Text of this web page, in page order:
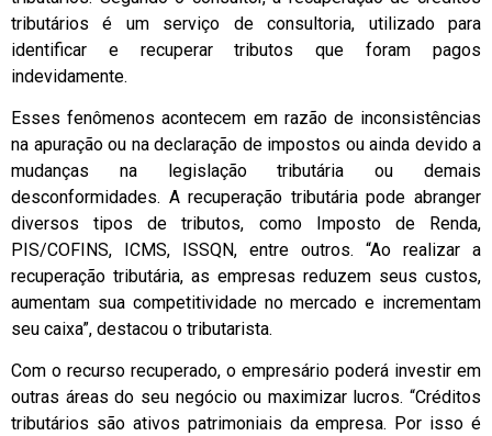
tributários é um serviço de consultoria, utilizado para
identificar e recuperar tributos que foram pagos
indevidamente.
Esses fenômenos acontecem em razão de inconsistências
na apuração ou na declaração de impostos ou ainda devido a
mudanças na legislação tributária ou demais
desconformidades. A recuperação tributária pode abranger
diversos tipos de tributos, como Imposto de Renda,
PIS/COFINS, ICMS, ISSQN, entre outros. “Ao realizar a
recuperação tributária, as empresas reduzem seus custos,
aumentam sua competitividade no mercado e incrementam
seu caixa”, destacou o tributarista.
Com o recurso recuperado, o empresário poderá investir em
outras áreas do seu negócio ou maximizar lucros. “Créditos
tributários são ativos patrimoniais da empresa. Por isso é